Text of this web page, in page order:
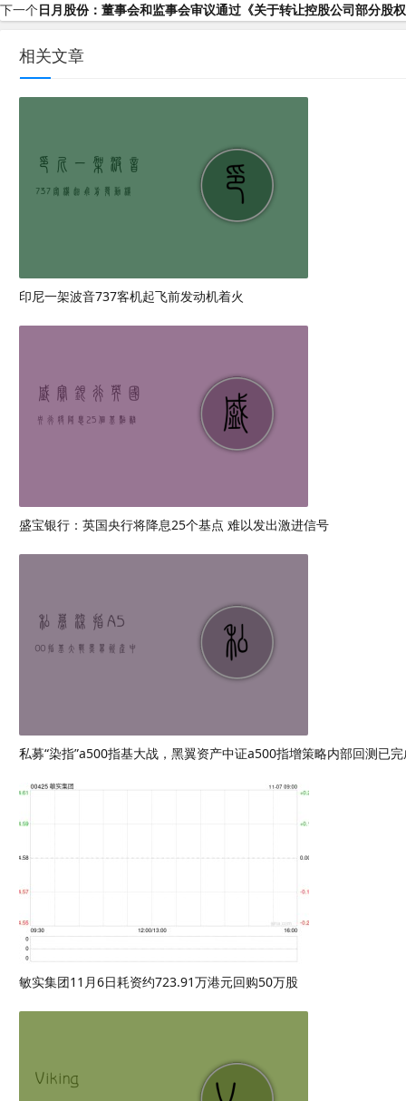
下一个日月股份：董事会和监事会审议通过《关于转让控股公司部分股
相关文章
印尼一架波音737客机起飞前发动机着火
盛宝银行：英国央行将降息25个基点 难以发出激进信号
私募“染指”a500指基大战，黑翼资产中证a500指增策略内部回测已
敏实集团11月6日耗资约723.91万港元回购50万股